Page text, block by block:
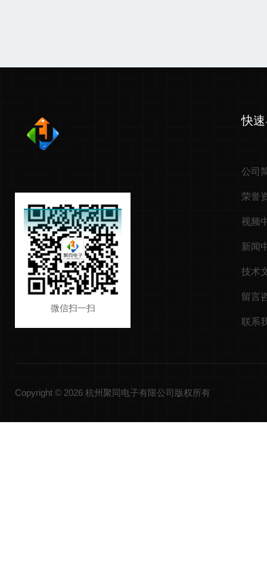
微信扫一扫
快
公司
荣誉
视频
新闻
技术
留言
联系
Copyright © 2026 杭州聚同电子有限公司版权所有